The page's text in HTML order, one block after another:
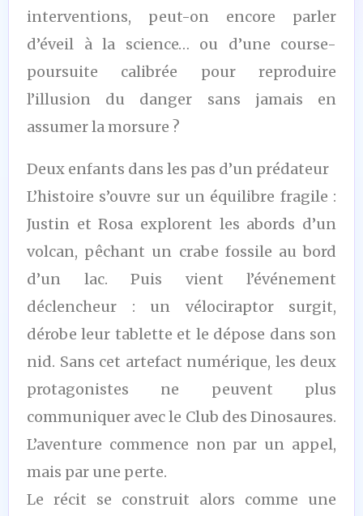
interventions, peut-on encore parler
d’éveil à la science… ou d’une course-
poursuite calibrée pour reproduire
l’illusion du danger sans jamais en
assumer la morsure ?
Deux enfants dans les pas d’un prédateur
L’histoire s’ouvre sur un équilibre fragile :
Justin et Rosa explorent les abords d’un
volcan, pêchant un crabe fossile au bord
d’un lac. Puis vient l’événement
déclencheur : un vélociraptor surgit,
dérobe leur tablette et le dépose dans son
nid. Sans cet artefact numérique, les deux
protagonistes ne peuvent plus
communiquer avec le Club des Dinosaures.
L’aventure commence non par un appel,
mais par une perte.
Le récit se construit alors comme une